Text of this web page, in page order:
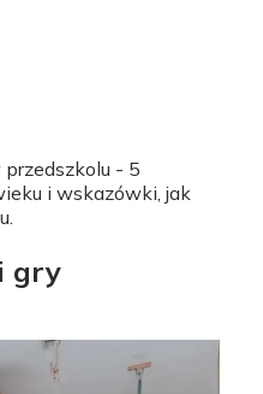
- 5
i wskazówki, jak
gry